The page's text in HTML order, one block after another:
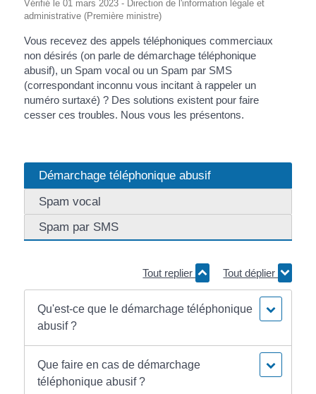
Vérifié le 01 mars 2023 - Direction de l'information légale et
administrative (Première ministre)
Vous recevez des appels téléphoniques commerciaux
non désirés (on parle de démarchage téléphonique
abusif), un Spam vocal ou un Spam par SMS
(correspondant inconnu vous incitant à rappeler un
numéro surtaxé) ? Des solutions existent pour faire
cesser ces troubles. Nous vous les présentons.
Démarchage téléphonique abusif
Spam vocal
Spam par SMS
Tout replier Tout déplier
Qu'est-ce que le démarchage téléphonique
abusif ?
Que faire en cas de démarchage
téléphonique abusif ?